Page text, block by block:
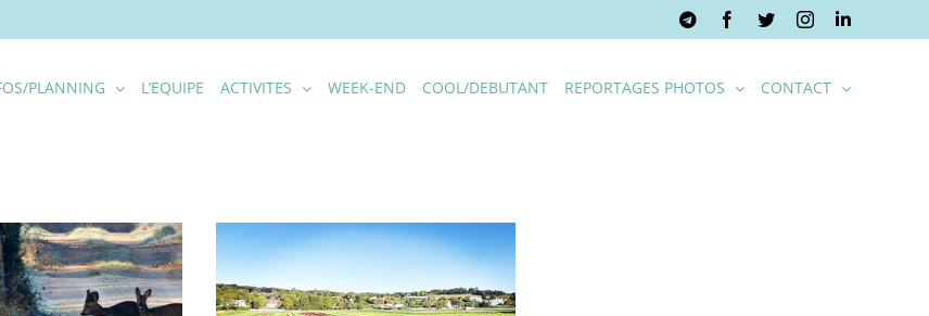
TelegramFacebook
TwitterInstagramLinkedIn
PLANNING L’EQUIPE ACTIVITES WEEK-END COOL/DEBUTANT REPORTAGES PHOTOS CONTACT